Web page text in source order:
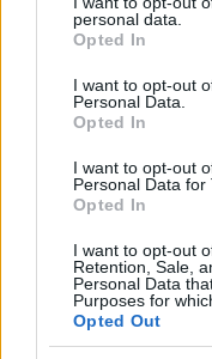
grant or deny consent
use your data for
consent section.
personal data.
Opted In
I want to opt-out
Personal Data.
Opted In
I want to opt-out
Personal Data for
Opted In
I want to opt-out
Retention, Sale,
Personal Data
Purposes for
Opted Out
Történelmi